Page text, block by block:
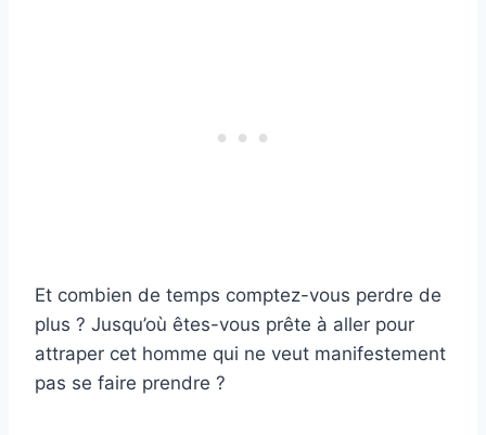
Et combien de temps comptez-vous perdre de
plus ? Jusqu’où êtes-vous prête à aller pour
attraper cet homme qui ne veut manifestement
pas se faire prendre ?